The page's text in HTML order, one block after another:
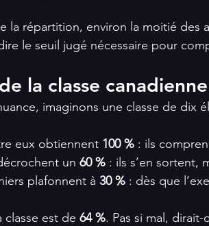
la répartition, environ la moitié des
le seuil jugé nécessaire pour
la classe canadienne
imaginons une classe de dix
eux obtiennent 100 % : ils
un 60 % : ils s’en sortent,
plafonnent à 30 % : dès que
classe est de 64 %. Pas si mal,